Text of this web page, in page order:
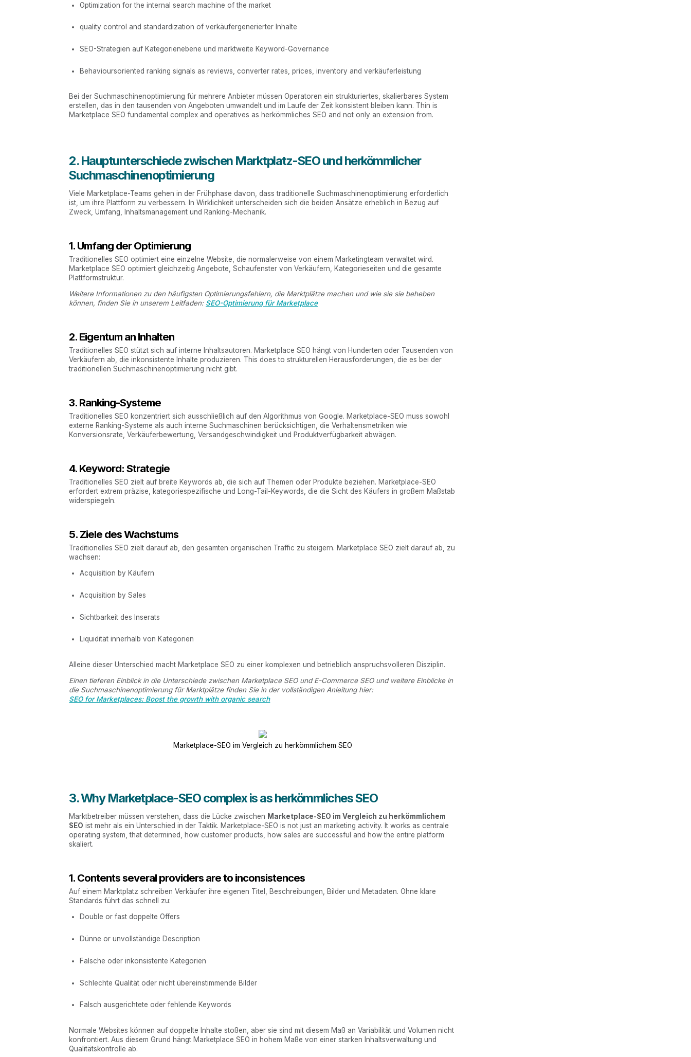
Optimization for the internal search machine of the market
quality control and standardization of verkäufergenerierter Inhalte
SEO-Strategien auf Kategorienebene und marktweite Keyword-Governance
Behavioursoriented ranking signals as reviews, converter rates, prices, inventory and verkäuferleistung
Bei der Suchmaschinenoptimierung für mehrere Anbieter müssen Operatoren ein strukturiertes, skalierbares System
erstellen, das in den tausenden von Angeboten umwandelt und im Laufe der Zeit konsistent bleiben kann. Thin is
Marketplace SEO fundamental complex and operatives as herkömmliches SEO and not only an extension from.
2. Hauptunterschiede zwischen Marktplatz-SEO und herkömmlicher
Suchmaschinenoptimierung
Viele Marketplace-Teams gehen in der Frühphase davon, dass traditionelle Suchmaschinenoptimierung erforderlich
ist, um ihre Plattform zu verbessern. In Wirklichkeit unterscheiden sich die beiden Ansätze erheblich in Bezug auf
Zweck, Umfang, Inhaltsmanagement und Ranking-Mechanik.
1. Umfang der Optimierung
Traditionelles SEO optimiert eine einzelne Website, die normalerweise von einem Marketingteam verwaltet wird.
Marketplace SEO optimiert gleichzeitig Angebote, Schaufenster von Verkäufern, Kategorieseiten und die gesamte
Plattformstruktur.
Weitere Informationen zu den häufigsten Optimierungsfehlern, die Marktplätze machen und wie sie sie beheben
können, finden Sie in unserem Leitfaden: SEO-Optimierung für Marketplace
2. Eigentum an Inhalten
Traditionelles SEO stützt sich auf interne Inhaltsautoren. Marketplace SEO hängt von Hunderten oder Tausenden von
Verkäufern ab, die inkonsistente Inhalte produzieren. This does to strukturellen Herausforderungen, die es bei der
traditionellen Suchmaschinenoptimierung nicht gibt.
3. Ranking-Systeme
Traditionelles SEO konzentriert sich ausschließlich auf den Algorithmus von Google. Marketplace-SEO muss sowohl
externe Ranking-Systeme als auch interne Suchmaschinen berücksichtigen, die Verhaltensmetriken wie
Konversionsrate, Verkäuferbewertung, Versandgeschwindigkeit und Produktverfügbarkeit abwägen.
4. Keyword: Strategie
Traditionelles SEO zielt auf breite Keywords ab, die sich auf Themen oder Produkte beziehen. Marketplace-SEO
erfordert extrem präzise, kategoriespezifische und Long-Tail-Keywords, die die Sicht des Käufers in großem Maßstab
widerspiegeln.
5. Ziele des Wachstums
Traditionelles SEO zielt darauf ab, den gesamten organischen Traffic zu steigern. Marketplace SEO zielt darauf ab, zu
wachsen:
Acquisition by Käufern
Acquisition by Sales
Sichtbarkeit des Inserats
Liquidität innerhalb von Kategorien
Alleine dieser Unterschied macht Marketplace SEO zu einer komplexen und betrieblich anspruchsvolleren Disziplin.
Einen tieferen Einblick in die Unterschiede zwischen Marketplace SEO und E-Commerce SEO und weitere Einblicke in
die Suchmaschinenoptimierung für Marktplätze finden Sie in der vollständigen Anleitung hier:
SEO for Marketplaces: Boost the growth with organic search
Marketplace-SEO im Vergleich zu herkömmlichem SEO
3. Why Marketplace-SEO complex is as herkömmliches SEO
Marktbetreiber müssen verstehen, dass die Lücke zwischen Marketplace-SEO im Vergleich zu herkömmlichem
SEO ist mehr als ein Unterschied in der Taktik. Marketplace-SEO is not just an marketing activity. It works as centrale
operating system, that determined, how customer products, how sales are successful and how the entire platform
skaliert.
1. Contents several providers are to inconsistences
Auf einem Marktplatz schreiben Verkäufer ihre eigenen Titel, Beschreibungen, Bilder und Metadaten. Ohne klare
Standards führt das schnell zu:
Double or fast doppelte Offers
Dünne or unvollständige Description
Falsche oder inkonsistente Kategorien
Schlechte Qualität oder nicht übereinstimmende Bilder
Falsch ausgerichtete oder fehlende Keywords
Normale Websites können auf doppelte Inhalte stoßen, aber sie sind mit diesem Maß an Variabilität und Volumen nicht
konfrontiert. Aus diesem Grund hängt Marketplace SEO in hohem Maße von einer starken Inhaltsverwaltung und
Qualitätskontrolle ab.